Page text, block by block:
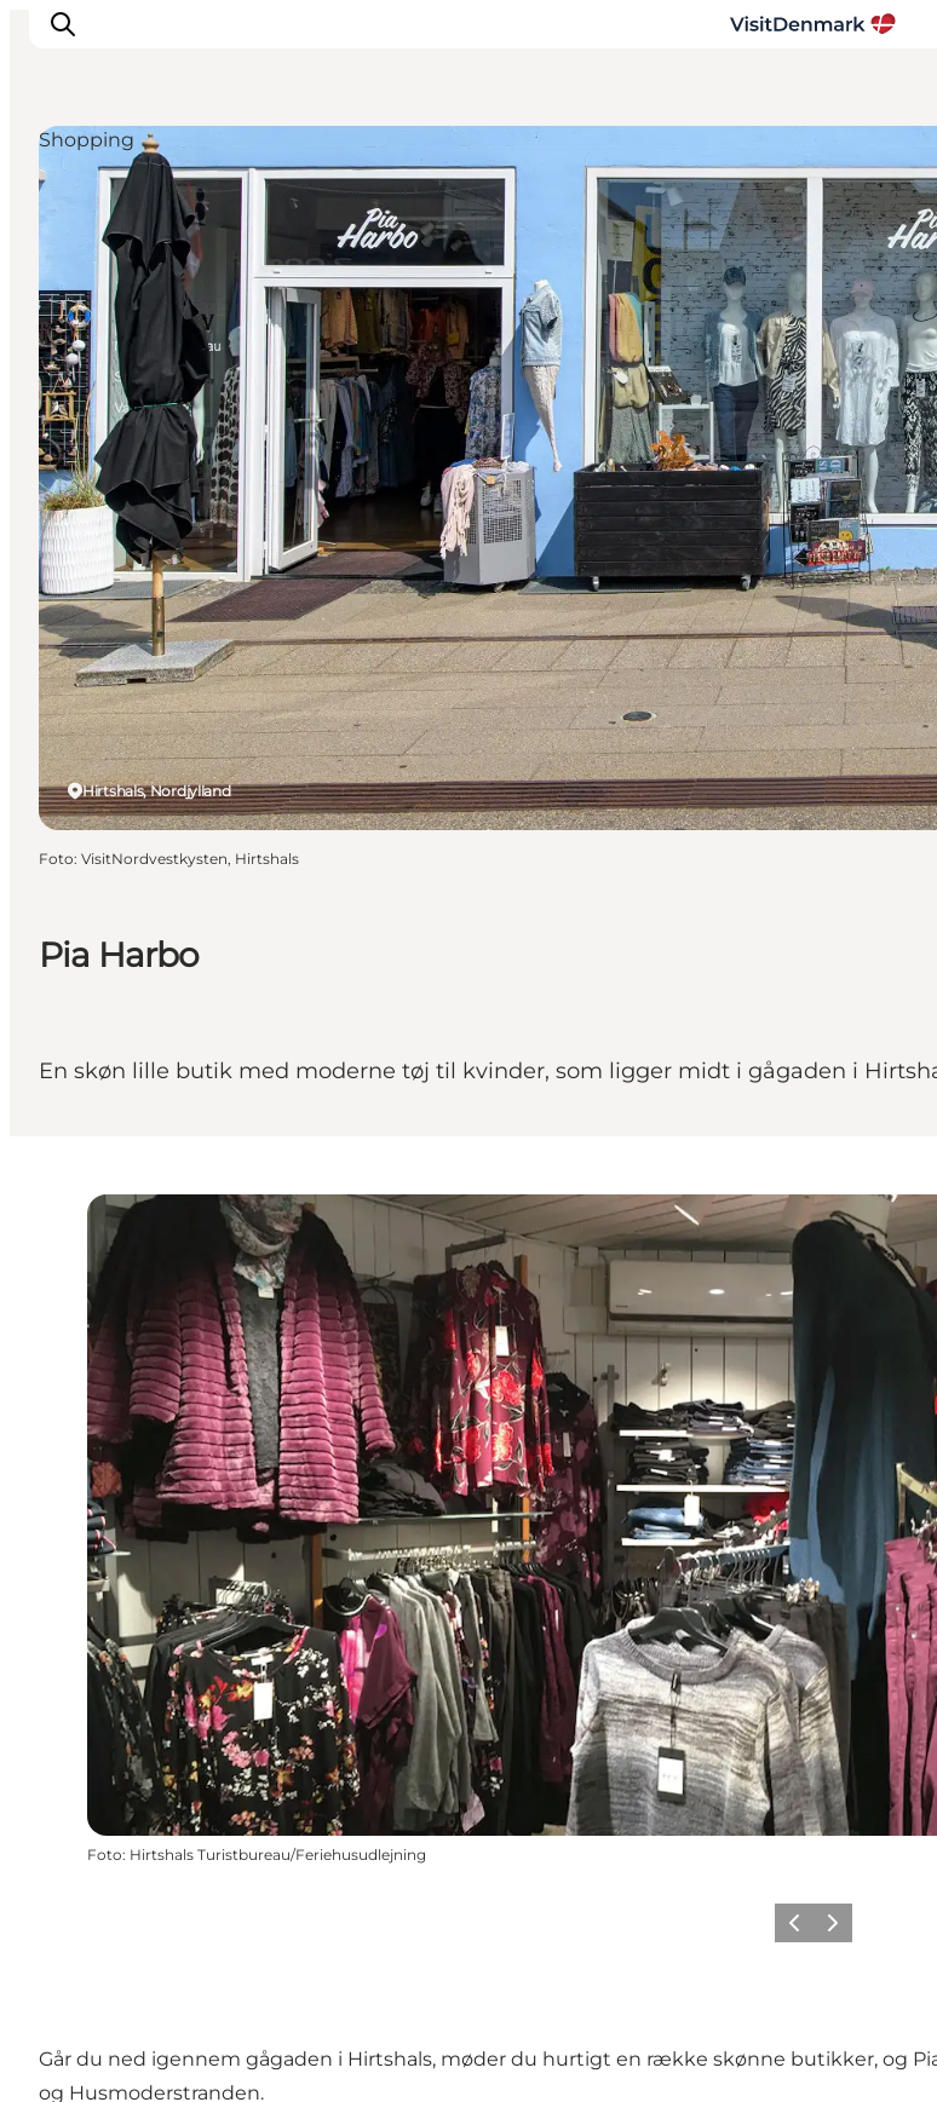
Inspiration
Destinationer
Oplevelser
Overnatning
Planlæg ferien
Pia Harbo
En skøn lille butik med moderne tøj til kvinder, som ligger midt i gågaden i
Hirtshals, Nordjylland
Shopping
Foto: VisitNordvestkysten, Hirtshals
Foto: Hirtshals Turistbureau/Feriehusudlejning
ForrigeNæste
Går du ned igennem gågaden i Hirtshals, møder du hurtigt en række skønne butikker, og
og Husmoderstranden.